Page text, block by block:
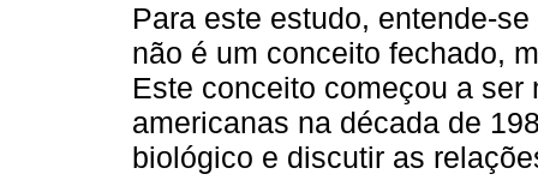
Para este estudo, entende-
não é um conceito fechado,
Este conceito começou a
americanas na década de
biológico e discutir as